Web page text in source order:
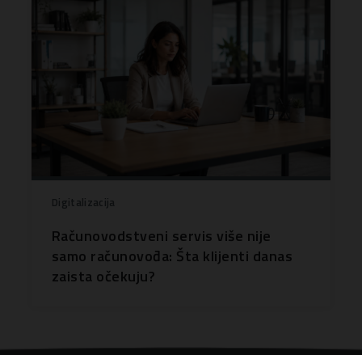
Digitalizacija
Računovodstveni servis više nije
samo računovođa: Šta klijenti danas
zaista očekuju?